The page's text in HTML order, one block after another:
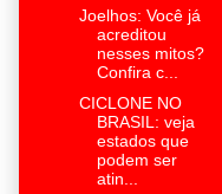
Joelhos: Você já
acreditou
nesses mitos?
Confira c...
CICLONE NO
BRASIL: veja
estados que
podem ser
atin...